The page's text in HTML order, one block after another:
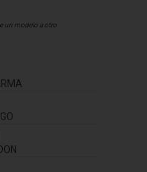
un modelo a otro